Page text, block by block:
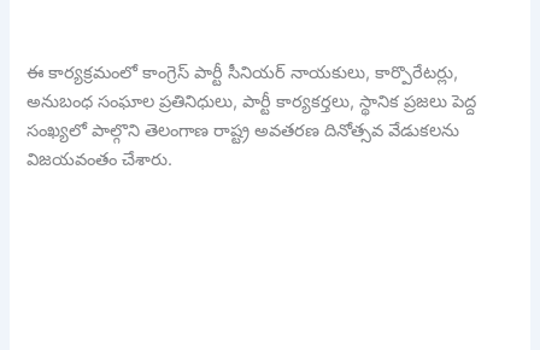
ఈ కార్యక్రమంలో కాంగ్రెస్ పార్టీ సీనియర్ నాయకులు, కార్పొరేటర్లు,
అనుబంధ సంఘాల ప్రతినిధులు, పార్టీ కార్యకర్తలు, స్థానిక ప్రజలు పెద్ద
సంఖ్యలో పాల్గొని తెలంగాణ రాష్ట్ర అవతరణ దినోత్సవ వేడుకలను
విజయవంతం చేశారు.